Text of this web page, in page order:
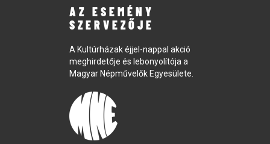
AZ ESEMÉNY
SZERVEZŐJE
A Kultúrházak éjjel-nappal akció
meghirdetője és lebonyolítója a
Magyar Népművelők Egyesülete.